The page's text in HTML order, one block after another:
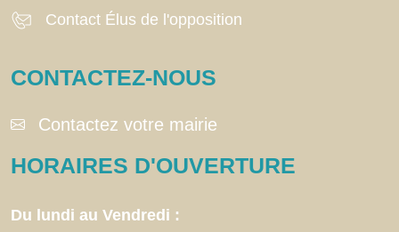
Contact Élus de l'opposition
CONTACTEZ-NOUS
Contactez votre mairie
HORAIRES D'OUVERTURE
Du lundi au Vendredi :